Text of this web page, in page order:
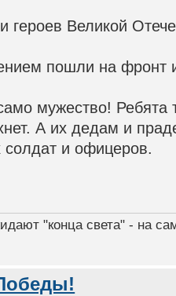
героев Великой
пошли на фронт
мужество!
А их дедам и
солдат и офицеров.
"конца света" - на